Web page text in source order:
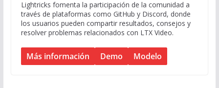
Lightricks fomenta la participación de la comunidad a
través de plataformas como GitHub y Discord, donde
los usuarios pueden compartir resultados, consejos y
resolver problemas relacionados con LTX Video.
Más información Demo Modelo